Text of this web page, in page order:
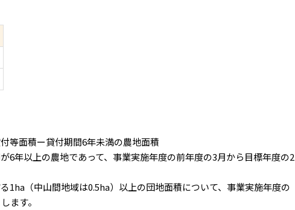
等面積ー貸付期間6年未満の農地面積
6年以上の農地であって、事業実施年度の前年度の3月から目標年度の2
1ha（中山間地域は0.5ha）以上の団地面積について、事業実施年度の
ます。